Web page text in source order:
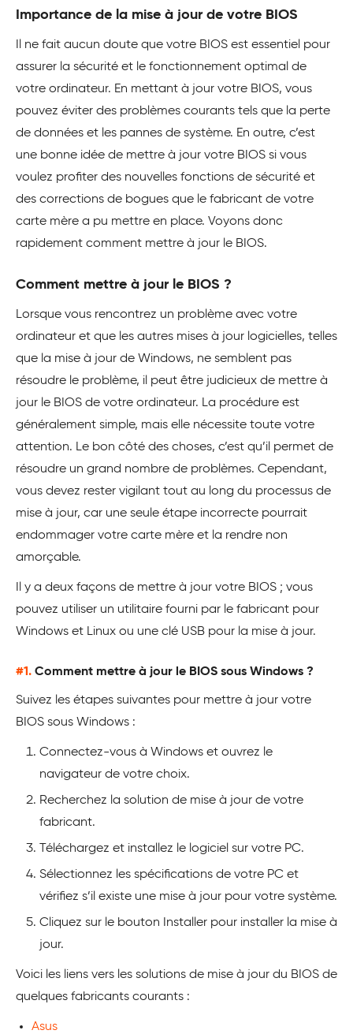
Importance de la mise à jour de votre BIOS
Il ne fait aucun doute que votre BIOS est essentiel pour
assurer la sécurité et le fonctionnement optimal de
votre ordinateur. En mettant à jour votre BIOS, vous
pouvez éviter des problèmes courants tels que la perte
de données et les pannes de système. En outre, c’est
une bonne idée de mettre à jour votre BIOS si vous
voulez profiter des nouvelles fonctions de sécurité et
des corrections de bogues que le fabricant de votre
carte mère a pu mettre en place. Voyons donc
rapidement comment mettre à jour le BIOS.
Comment mettre à jour le BIOS ?
Lorsque vous rencontrez un problème avec votre
ordinateur et que les autres mises à jour logicielles, telles
que la mise à jour de Windows, ne semblent pas
résoudre le problème, il peut être judicieux de mettre à
jour le BIOS de votre ordinateur. La procédure est
généralement simple, mais elle nécessite toute votre
attention. Le bon côté des choses, c’est qu’il permet de
résoudre un grand nombre de problèmes. Cependant,
vous devez rester vigilant tout au long du processus de
mise à jour, car une seule étape incorrecte pourrait
endommager votre carte mère et la rendre non
amorçable.
Il y a deux façons de mettre à jour votre BIOS ; vous
pouvez utiliser un utilitaire fourni par le fabricant pour
Windows et Linux ou une clé USB pour la mise à jour.
#1. Comment mettre à jour le BIOS sous Windows ?
Suivez les étapes suivantes pour mettre à jour votre
BIOS sous Windows :
Connectez-vous à Windows et ouvrez le
navigateur de votre choix.
Recherchez la solution de mise à jour de votre
fabricant.
Téléchargez et installez le logiciel sur votre PC.
Sélectionnez les spécifications de votre PC et
vérifiez s’il existe une mise à jour pour votre système.
Cliquez sur le bouton Installer pour installer la mise à
jour.
Voici les liens vers les solutions de mise à jour du BIOS de
quelques fabricants courants :
Asus